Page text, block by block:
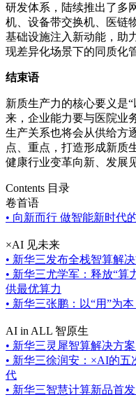
研发体系，陆续推出了多
机、设备带交换机、医链
基础设施注入新动能，助
现差异化场景下的同质化
结束语
新质生产力的核心要义是
来，企业能力要与医院业
生产关系也将会从供给方
点、重点，打造形成新质
健康行业变革向新、发展
Contents 目录
卷首语
• 向新而行 做智能新时代
×AI 见未来
• 新华三发布全栈智算解
• 新华三尤学军：释放“算
供最优算力
• 新华三张鹏：以“用”为
AI in ALL 智原生
• 新华三灵犀智算解决方
• 新华三徐润安：×AI的五
代
• 新华三智慧计算新品首